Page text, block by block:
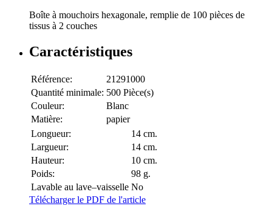
Boîte à mouchoirs hexagonale, remplie de 100 pièces de
tissus à 2 couches
Caractéristiques
Référence:
21291000
Quantité minimale: 500 Pièce(s)
Couleur:
Blanc
Matière:
papier
Longueur:
14 cm.
Largueur:
14 cm.
Hauteur:
10 cm.
Poids:
98 g.
Lavable au lave–vaisselle No
Télécharger le PDF de l'article